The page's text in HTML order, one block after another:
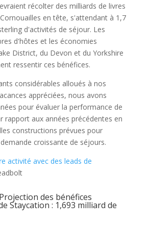
récolter des milliards de livres
en tête, s'attendant à 1,7
d'activités de séjour. Les
d'hôtes et les économies
District, du Devon et du Yorkshire
ressentir ces bénéfices.
considérables alloués à nos
appréciées, nous avons
pour évaluer la performance de
rapport aux années précédentes en
constructions prévues pour
croissante de séjours.
activité avec des leads de
des bénéfices
Staycation : 1,693 milliard de